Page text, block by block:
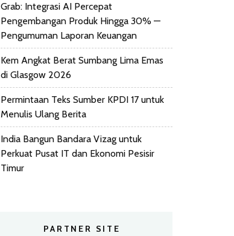
Grab: Integrasi AI Percepat
Pengembangan Produk Hingga 30% —
Pengumuman Laporan Keuangan
Kem Angkat Berat Sumbang Lima Emas
di Glasgow 2026
Permintaan Teks Sumber KPDI 17 untuk
Menulis Ulang Berita
India Bangun Bandara Vizag untuk
Perkuat Pusat IT dan Ekonomi Pesisir
Timur
PARTNER SITE